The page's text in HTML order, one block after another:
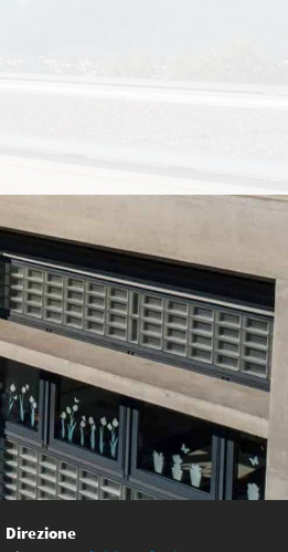
Direzione